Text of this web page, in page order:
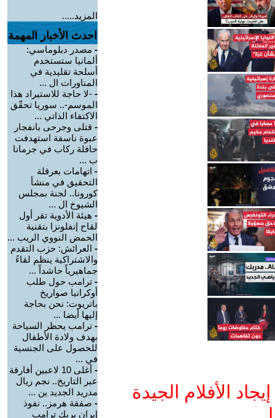
الأفلام الجيدة
المزيد.....
احدث الأخبار المهمة
- مصدر دبلوماسي:
ألمانيا ستستخدم
أسلحة تقليدية في
المناورات ال ...
- -لا حاجة للاستيراد هذا
الموسم-.. سوريا تحقّق
الاكتفاء الذاتي ...
- قتلى وجرحى بانفجار
عبوة ناسفة استهدفت
حافلة ركاب في جرمانا
ب ...
- اتهامات بعرقلة
التحقيق في منشأ
كورونا.. لجنة بمجلس
الشيوخ ال ...
- هيئة الأدوية تقر أول
لقاح إنفلونزا بتقنية
الحمض النووي الريب ...
- العرائش: حزب التقدم
والاشتراكية ينظم لقاءً
جماهيرياً حاشداً ...
- ترامب حول طلب
أوكرانيا صواريخ
باتريوت: نحن بحاجة
إليها أيضا ...
- ترامب يحظر السياحة
بهدف ولادة الأطفال
للحصول على الجنسية
في ...
-
أغلى 10 لاعبين أفارقة
عبر التاريخ.. نجم ريال
مدريد الجديد ين ...
- صفقة هرمز.. نفوذ
إيران يربك ترامب